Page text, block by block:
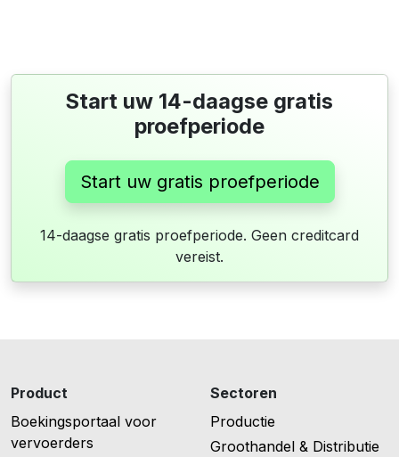
Start uw 14-daagse gratis
proefperiode
Start uw gratis proefperiode
14-daagse gratis proefperiode. Geen creditcard
vereist.
Product
Boekingsportaal voor
vervoerders
Sectoren
Productie
Groothandel & Distributie